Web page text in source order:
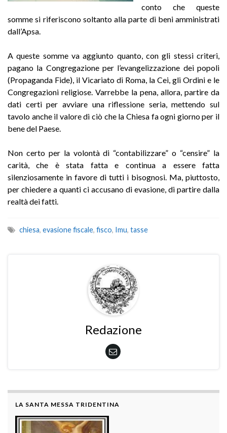
conto che queste
somme si riferiscono soltanto alla parte di beni amministrati
dall’Apsa.
A queste somme va aggiunto quanto, con gli stessi criteri,
pagano la Congregazione per l’evangelizzazione dei popoli
(Propaganda Fide), il Vicariato di Roma, la Cei, gli Ordini e le
Congregazioni religiose. Varrebbe la pena, allora, partire da
dati certi per avviare una riflessione seria, mettendo sul
tavolo anche il valore di ciò che la Chiesa fa ogni giorno per il
bene del Paese.
Non certo per la volontà di “contabilizzare” o “censire” la
carità, che è stata fatta e continua a essere fatta
silenziosamente in favore di tutti i bisognosi. Ma, piuttosto,
per chiedere a quanti ci accusano di evasione, di partire dalla
realtà dei fatti.
chiesa, evasione fiscale, fisco, Imu, tasse
Redazione
LA SANTA MESSA TRIDENTINA